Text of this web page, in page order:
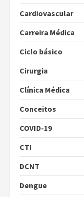
Cardiovascular
Carreira Médica
Ciclo básico
Cirurgia
Clínica Médica
Conceitos
COVID-19
CTI
DCNT
Dengue